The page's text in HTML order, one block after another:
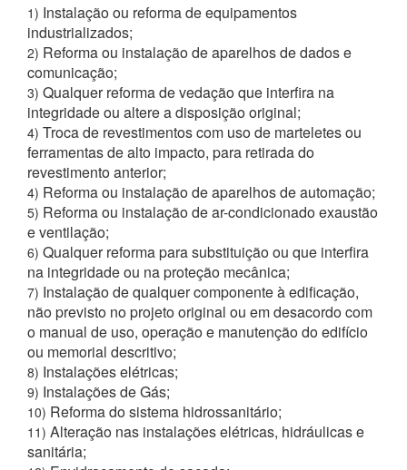
1) Instalação ou reforma de equipamentos
industrializados;
2) Reforma ou instalação de aparelhos de dados e
comunicação;
3) Qualquer reforma de vedação que interfira na
integridade ou altere a disposição original;
4) Troca de revestimentos com uso de marteletes ou
ferramentas de alto impacto, para retirada do
revestimento anterior;
4) Reforma ou instalação de aparelhos de automação;
5) Reforma ou instalação de ar-condicionado exaustão
e ventilação;
6) Qualquer reforma para substituição ou que interfira
na integridade ou na proteção mecânica;
7) Instalação de qualquer componente à edificação,
não previsto no projeto original ou em desacordo com
o manual de uso, operação e manutenção do edifício
ou memorial descritivo;
8) Instalações elétricas;
9) Instalações de Gás;
10) Reforma do sistema hidrossanitário;
11) Alteração nas instalações elétricas, hidráulicas e
sanitária;